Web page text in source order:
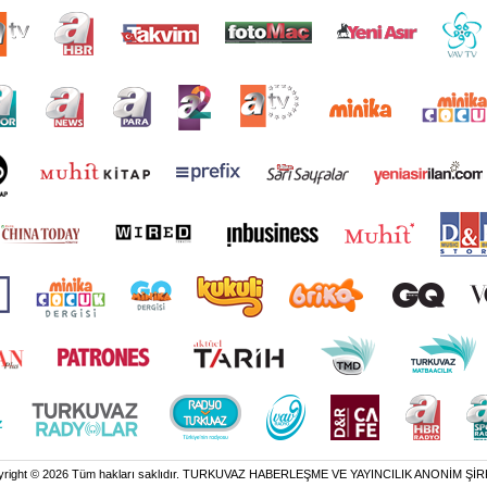
© 2026 Tüm hakları saklıdır. TURKUVAZ HABERLEŞME VE YAYINCILIK ANONİM